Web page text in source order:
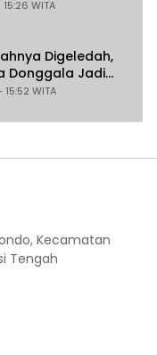
Seksual
WITA
Digeledah,
Donggala Jadi
WITA
Kecamatan
Tengah